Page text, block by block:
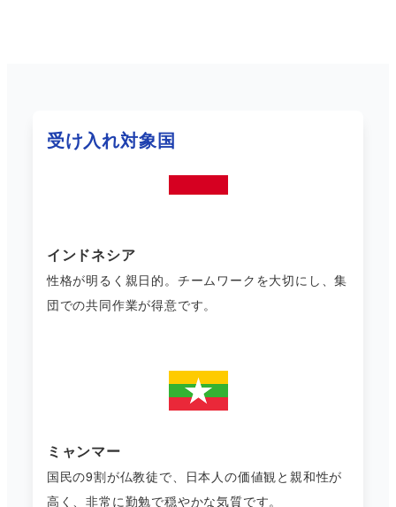
受け入れ対象国
インドネシア
性格が明るく親日的。チームワークを大切にし、集
団での共同作業が得意です。
ミャンマー
国民の9割が仏教徒で、日本人の価値観と親和性が
高く、非常に勤勉で穏やかな気質です。